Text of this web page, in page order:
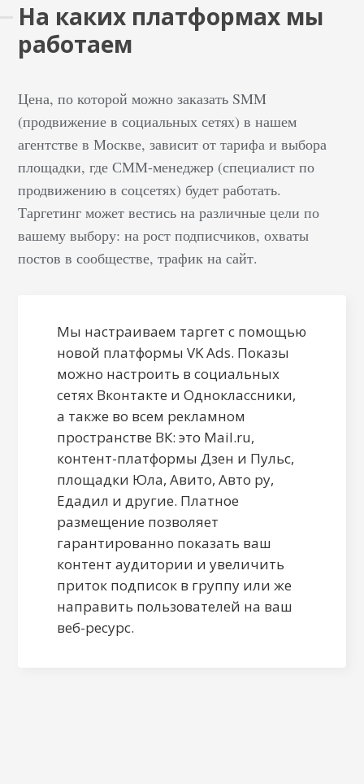
На каких платформах мы
работаем
Цена, по которой можно заказать SMM
(продвижение в социальных сетях) в нашем
агентстве в Москве, зависит от тарифа и выбора
площадки, где СММ-менеджер (специалист по
продвижению в соцсетях) будет работать.
Таргетинг может вестись на различные цели по
вашему выбору: на рост подписчиков, охваты
постов в сообществе, трафик на сайт.
Мы настраиваем таргет с помощью
новой платформы VK Ads. Показы
можно настроить в социальных
сетях Вконтакте и Одноклассники,
а также во всем рекламном
пространстве ВК: это Mail.ru,
контент-платформы Дзен и Пульс,
площадки Юла, Авито, Авто ру,
Едадил и другие. Платное
размещение позволяет
гарантированно показать ваш
контент аудитории и увеличить
приток подписок в группу или же
направить пользователей на ваш
веб-ресурс.